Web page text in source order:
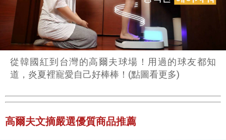
從韓國紅到台灣的高爾夫球場！用過的球友都知
道，炎夏裡寵愛自己好棒棒！(點圖看更多)
高爾夫文摘嚴選優質商品推薦